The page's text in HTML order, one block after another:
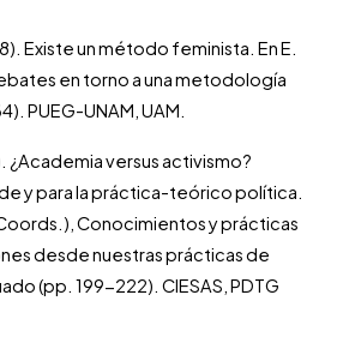
Existe un método feminista. En E.
en torno a una metodología
PUEG-UNAM, UAM.
¿Academia versus activismo?
y para la práctica-teórico política.
Conocimientos y prácticas
desde nuestras prácticas de
(pp. 199-222). CIESAS, PDTG